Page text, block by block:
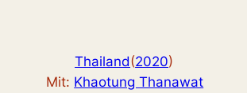
Thailand(2020)
Mit: Khaotung Thanawat